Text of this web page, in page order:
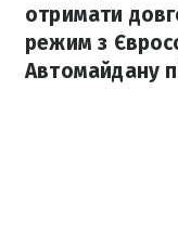
отримати
режим з
Автомайдану